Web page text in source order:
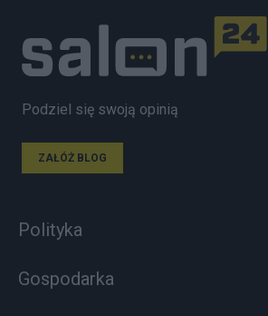
Podziel się swoją opinią
ZAŁÓŻ BLOG
Polityka
Gospodarka